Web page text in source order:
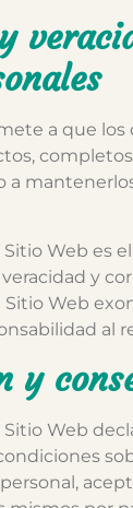
a que los
a
Web es
y
Web
al
y
Web